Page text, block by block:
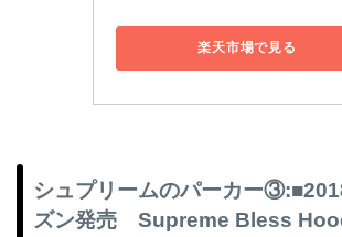
楽天市場で見る
シュプリームのパーカー
ズン発売 Supreme Bless